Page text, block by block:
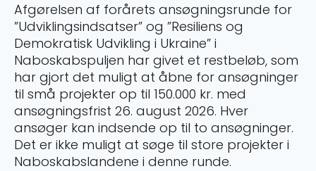
Afgørelsen af forårets ansøgningsrunde for
”Udviklingsindsatser” og ”Resiliens og
Demokratisk Udvikling i Ukraine” i
Naboskabspuljen har givet et restbeløb, som
har gjort det muligt at åbne for ansøgninger
til små projekter op til 150.000 kr. med
ansøgningsfrist 26. august 2026. Hver
ansøger kan indsende op til to ansøgninger.
Det er ikke muligt at søge til store projekter i
Naboskabslandene i denne runde.